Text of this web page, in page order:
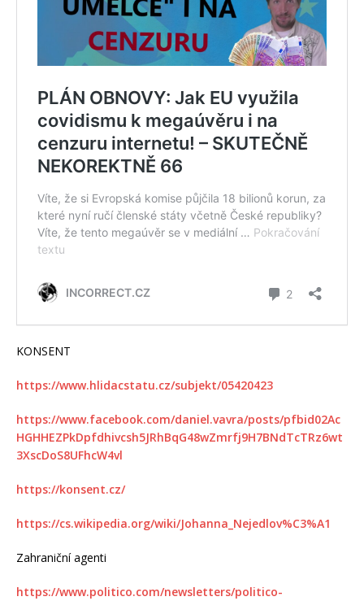
KONSENT
https://www.hlidacstatu.cz/subjekt/05420423
https://www.facebook.com/daniel.vavra/posts/pfbid02Ac
HGHHEZPkDpfdhivcsh5JRhBqG48wZmrfj9H7BNdTcTRz6wt
3XscDoS8UFhcW4vl
https://konsent.cz/
https://cs.wikipedia.org/wiki/Johanna_Nejedlov%C3%A1
Zahraniční agenti
https://www.politico.com/newsletters/politico-